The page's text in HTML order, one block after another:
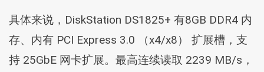
具体来说，DiskStation DS1825+ 有8GB DDR4 内
存、内有 PCI Express 3.0 （x4/x8） 扩展槽，支
持 25GbE 网卡扩展。最高连续读取 2239 MB/s，